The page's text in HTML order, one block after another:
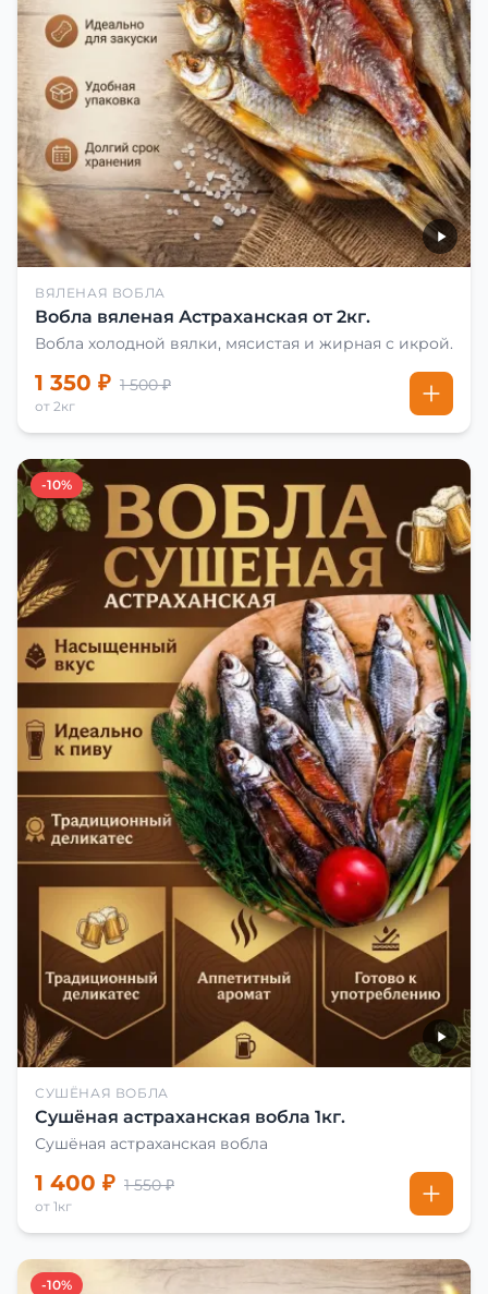
ВЯЛЕНАЯ ВОБЛА
Вобла вяленая Астраханская от 2кг.
Вобла холодной вялки, мясистая и жирная с икрой.
1 350 ₽ 1 500 ₽
от 2кг
-10%
СУШЁНАЯ ВОБЛА
Сушёная астраханская вобла 1кг.
Сушёная астраханская вобла
1 400 ₽ 1 550 ₽
от 1кг
-10%